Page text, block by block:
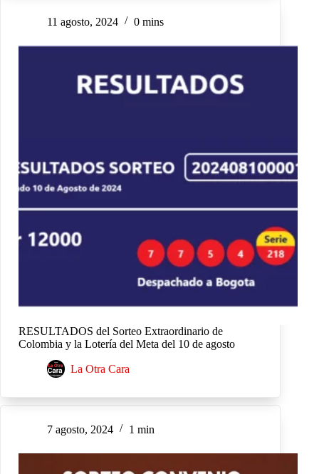
11 agosto, 2024 0 mins
RESULTADOS del Sorteo Extraordinario de
Colombia y la Lotería del Meta del 10 de agosto
La Otra Cara
7 agosto, 2024 1 min